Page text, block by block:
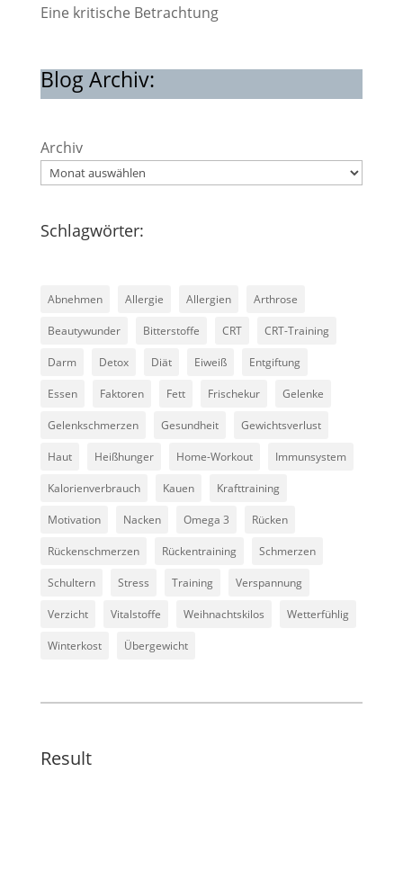
Eine kritische Betrachtung
Blog Archiv:
Archiv
Schlagwörter:
Abnehmen Allergie Allergien Arthrose
Beautywunder Bitterstoffe CRT CRT-Training
Darm Detox Diät Eiweiß Entgiftung
Essen Faktoren Fett Frischekur Gelenke
Gelenkschmerzen Gesundheit Gewichtsverlust
Haut Heißhunger Home-Workout Immunsystem
Kalorienverbrauch Kauen Krafttraining
Motivation Nacken Omega 3 Rücken
Rückenschmerzen Rückentraining Schmerzen
Schultern Stress Training Verspannung
Verzicht Vitalstoffe Weihnachtskilos Wetterfühlig
Winterkost Übergewicht
Result